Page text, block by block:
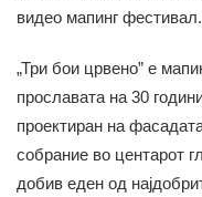
видео мапинг фестивал.
„Три бои црвено” е
прославата на 30
проектиран на
собрание во центарот
добив еден од